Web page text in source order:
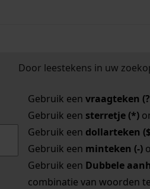
Door leestekens in uw
Gebruik een vraagteken
Gebruik een sterretje (*)
Gebruik een dollarteken
Gebruik een minteken (-)
Gebruik een Dubbele
combinatie van woorden